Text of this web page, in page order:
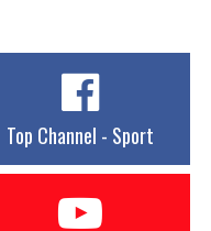
Top Channel - Sport